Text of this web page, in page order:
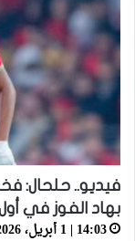
فيديو.. حلحال:
بهاد الفوز في
14:03 | 1 أبريل، 2026